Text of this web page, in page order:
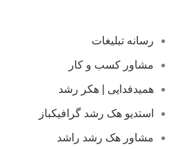
رسانه تبلیغات
مشاور کسب و کار
همیدفدایی | هکر رشد
استدیو هک رشد گرافیکباز
مشاور هک رشد راشد